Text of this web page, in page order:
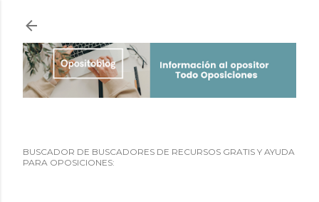
BUSCADOR DE BUSCADORES DE RECURSOS GRATIS Y AYUDA
PARA OPOSICIONES: